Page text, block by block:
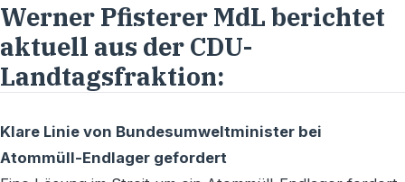
Werner Pfisterer MdL berichtet
aktuell aus der CDU-
Landtagsfraktion:
Klare Linie von Bundesumweltminister bei
Atommüll-Endlager gefordert